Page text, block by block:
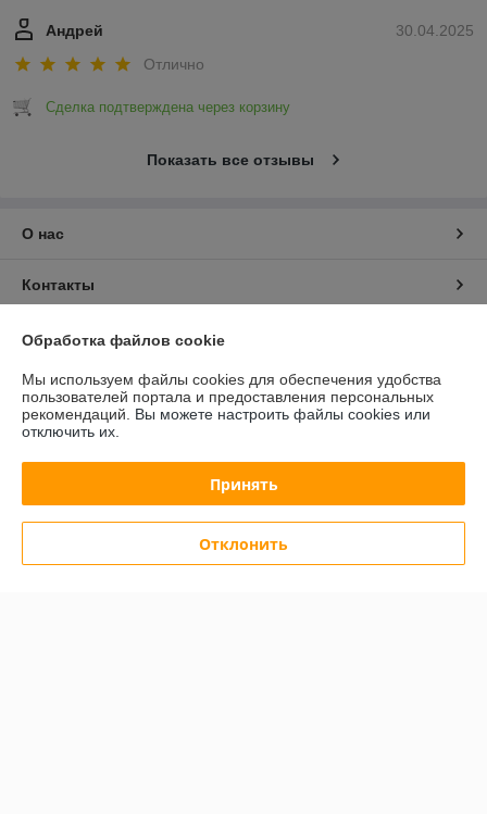
30.04.2025
Андрей
Отлично
Сделка подтверждена через корзину
Показать все отзывы
О нас
Контакты
Доставка и оплата
График работы
Полная версия сайта
Политика обработки cookies
Сайт создан на платформе Deal.by
Обработка файлов cookie
Мы используем файлы cookies для обеспечения удобства
пользователей портала и предоставления персональных
рекомендаций. Вы можете настроить файлы cookies или
отключить их.
Принять
Отклонить